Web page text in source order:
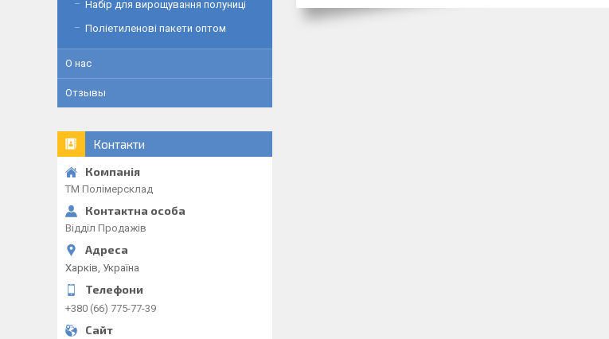
Набір для вирощування полуниці
Поліетиленові пакети оптом
О нас
Отзывы
Контакти
ТМ Полімерсклад
Відділ Продажів
Харків, Україна
+380 (66) 775-77-39